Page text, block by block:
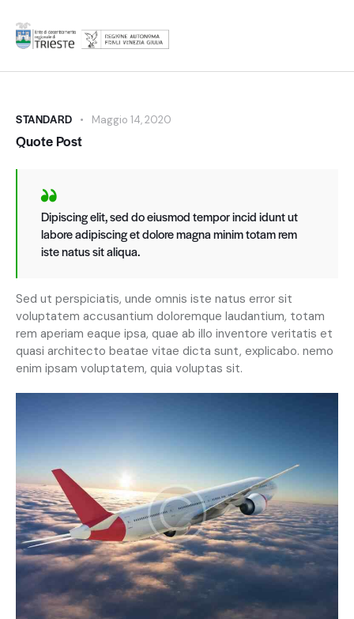
STANDARD Maggio 14, 2020
Quote Post
Dipiscing elit, sed do eiusmod tempor incid idunt ut
labore adipiscing et dolore magna minim totam rem
iste natus sit aliqua.
Sed ut perspiciatis, unde omnis iste natus error sit
voluptatem accusantium doloremque laudantium, totam
rem aperiam eaque ipsa, quae ab illo inventore veritatis et
quasi architecto beatae vitae dicta sunt, explicabo. nemo
enim ipsam voluptatem, quia voluptas sit.